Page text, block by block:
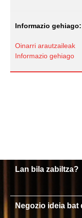
Oinarri arautzaileak
Informazio gehiago
Lan bila zabiltza?
Negozio ideia